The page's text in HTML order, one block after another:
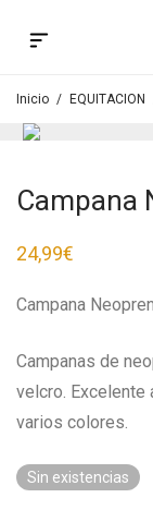
Inicio / EQUITACION
Campana
24,99€
Campana
Campanas de
velcro. Excelente
varios colores.
Sin existencias